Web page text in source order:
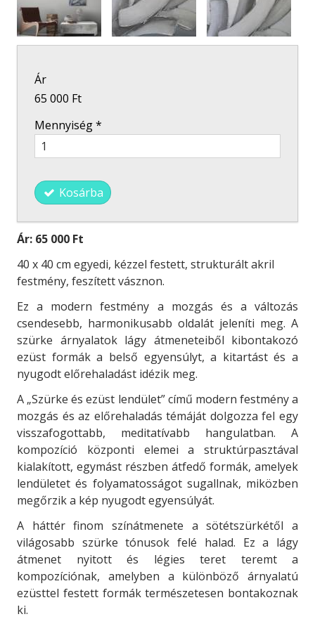
Ár
65 000 Ft
Mennyiség*
Kosárba
Ár: 65 000 Ft
40 x 40 cm egyedi, kézzel festett, strukturált akril
festmény, feszített vásznon.
Ez a modern festmény a mozgás és a változás
csendesebb, harmonikusabb oldalát jeleníti meg. A
szürke árnyalatok lágy átmeneteiből kibontakozó
ezüst formák a belső egyensúlyt, a kitartást és a
nyugodt előrehaladást idézik meg.
A „Szürke és ezüst lendület” című modern festmény a
mozgás és az előrehaladás témáját dolgozza fel egy
visszafogottabb, meditatívabb hangulatban. A
kompozíció központi elemei a struktúrpasztával
kialakított, egymást részben átfedő formák, amelyek
lendületet és folyamatosságot sugallnak, miközben
megőrzik a kép nyugodt egyensúlyát.
A háttér finom színátmenete a sötétszürkétől a
világosabb szürke tónusok felé halad. Ez a lágy
átmenet nyitott és légies teret teremt a
kompozíciónak, amelyben a különböző árnyalatú
ezüsttel festett formák természetesen bontakoznak
ki.